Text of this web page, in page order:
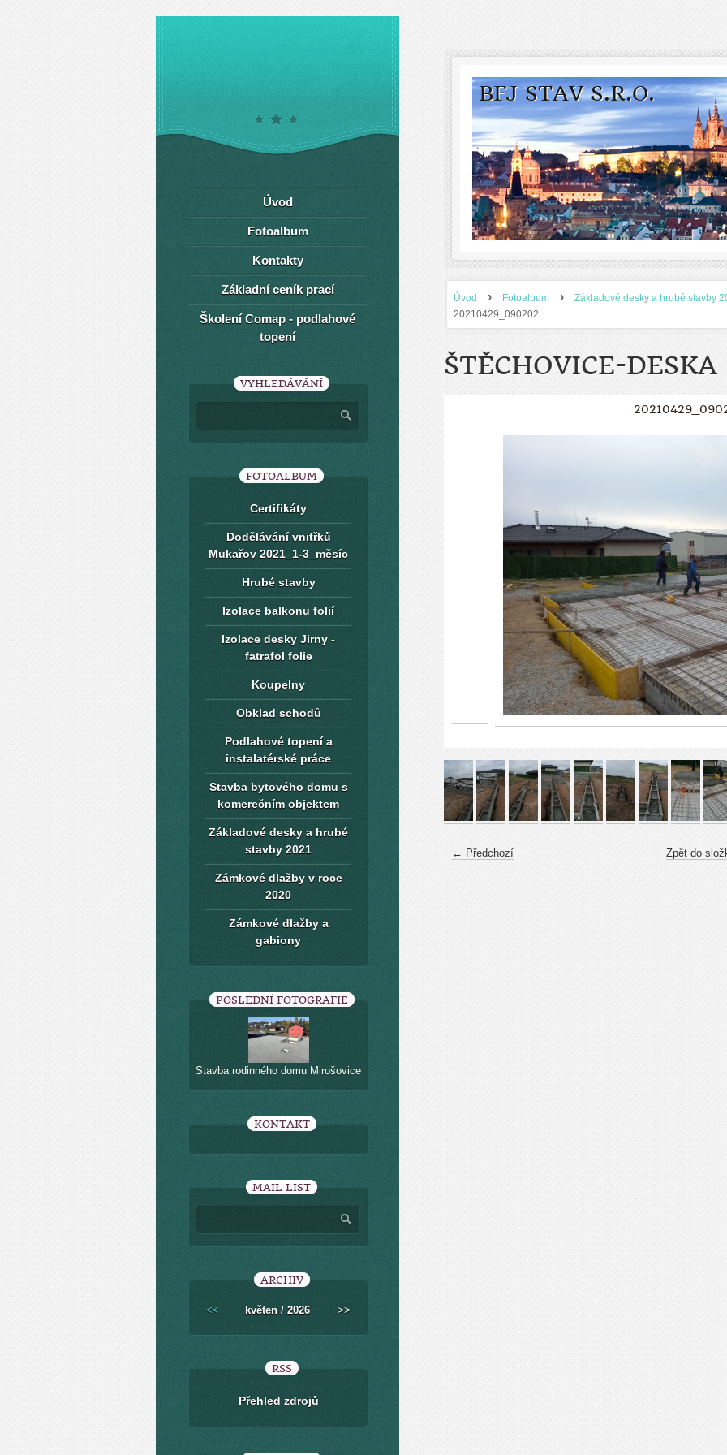
BFJ STAV S.R.O.
Úvod › Fotoalbum ›
Základové desky a hrubé stavby
20210429_090202
ŠTĚCHOVICE-DESKA
← Předchozí Zpět do
Úvod
Fotoalbum
Kontakty
Základní ceník prací
Školení Comap - podlahové
topení
VYHLEDÁVÁNÍ
FOTOALBUM
Certifikáty
Dodělávání vnitřků
Mukařov 2021_1-3_měsíc
Hrubé stavby
Izolace balkonu folií
Izolace desky Jirny -
fatrafol folie
Koupelny
Obklad schodů
Podlahové topení a
instalatérské práce
Stavba bytového domu s
komerečním objektem
Základové desky a hrubé
stavby 2021
Zámkové dlažby v roce
2020
Zámkové dlažby a
gabiony
POSLEDNÍ FOTOGRAFIE
Stavba rodinného domu Mirošovice
KONTAKT
MAIL LIST
ARCHIV
<< květen / 2026 >>
RSS
Přehled zdrojů